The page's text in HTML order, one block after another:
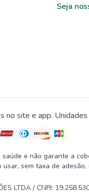
Seja
no site e app.
e não garante a
sem taxa de
LTDA / CNPJ: